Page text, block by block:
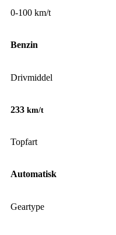
0-100 km/t
Benzin
Drivmiddel
233 km/t
Topfart
Automatisk
Geartype